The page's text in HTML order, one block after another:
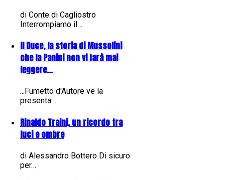
di Conte di Cagliostro
Interrompiamo il…
Il Duce, la storia di Mussolini
che la Panini non vi farà mai
leggere...
...Fumetto d'Autore ve la
presenta…
Rinaldo Traini, un ricordo tra
luci e ombre
di Alessandro Bottero Di sicuro
per…